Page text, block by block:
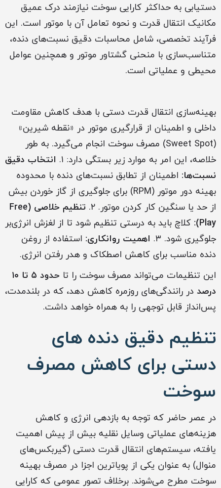
دستیابی به حداکثر کارایی سوخت نیازمند درک عمیق
مکانیک انتقال قدرت و نحوه تعامل آن با موتور است. این
فرآیند تخصصی، شامل محاسبات دقیق نسبت‌های دنده،
متناسب‌سازی با منحنی گشتاور موتور و همچنین عوامل
محیطی و عملیاتی است.
بهینه‌سازی انتقال قدرت دستی با هدف کاهش مقاومت
داخلی و اطمینان از قرارگیری موتور در «نقطه شیرین»
(Sweet Spot) مصرف سوخت انجام می‌گیرد. به طور
خلاصه، این امر به موارد زیر بستگی دارد: ۱.
انتخاب دقیق
نسبت‌ها: اطمینان از تطابق نسبت‌های دنده با محدوده
بهینه دور موتور (RPM) برای جلوگیری از گاز خوردن بیش
از حد یا سنگین کار کردن موتور. ۲.
تنظیم خلاصی (Free
Play):
کلاچ باید به درستی تنظیم شود تا از لغزش انرژی‌بر
جلوگیری شود. ۳.
اهمیت روانکاری: استفاده از روغن
دنده مناسب برای کاهش اصطکاک و هدر رفتن انرژی.
این تنظیمات می‌تواند مصرف سوخت را تا
حدود ۵ تا ۱۰
درصد در رانندگی‌های روزمره کاهش دهد، که در بلندمدت،
پس‌انداز قابل توجهی را به همراه خواهد داشت.
تنظیم دقیق دنده های
دستی برای کاهش مصرف
سوخت
در عصر حاضر که توجه به بازدهی انرژی و کاهش
هزینه‌های عملیاتی وسایل نقلیه بیش از پیش اهمیت
یافته، سیستم‌های انتقال قدرت دستی (گیربکس‌های
منوال) به عنوان یکی از پویاترین اجزا در مصرف بهینه
سوخت مطرح می‌شوند. برخلاف تصور عمومی که کارایی